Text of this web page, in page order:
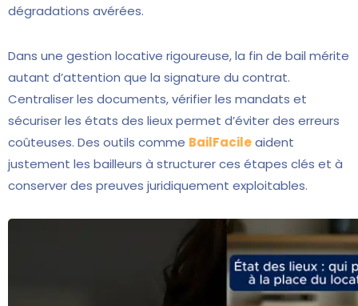
dégradations avérées.
Dans une gestion locative rigoureuse, la fin de bail mérite
autant d’attention que la signature du contrat.
Centraliser les documents, vérifier les mandats et
sécuriser les états des lieux permet d’éviter des erreurs
coûteuses. Des outils comme BailFacileaident
justement les bailleurs à structurer ces étapes clés et à
conserver des preuves juridiquement exploitables.